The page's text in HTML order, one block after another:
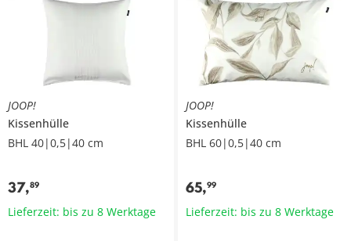
JOOP!
Kissenhülle
BHL 40|0,5|40 cm
37,89
Lieferzeit: bis zu 8 Werktage
JOOP!
Kissenhülle
BHL 60|0,5|40 cm
65,99
Lieferzeit: bis zu 8 Werktage